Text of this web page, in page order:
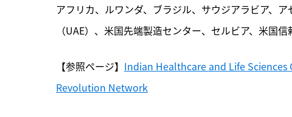
アフリカ、ルワンダ、ブラジル、サウジアラビア、
（UAE）、米国先端製造センター、セルビア、米国
【参照ページ】 Indian Healthcare and Life
Revolution Network